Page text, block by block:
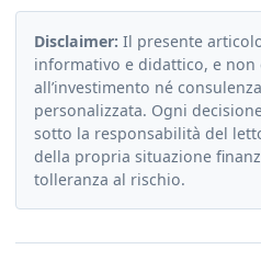
Disclaimer: Il presente
informativo e didattico, e
all’investimento né
personalizzata. Ogni
sotto la responsabilità del
della propria situazione
tolleranza al rischio.